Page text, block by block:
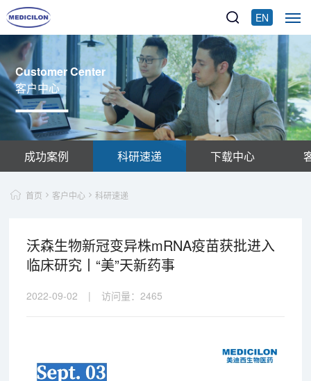
EN
Customer Center
客户中心
成功案例 科研速递 下载中心
首页 客户中心 科研速递
沃森生物新冠变异株mRNA疫苗获批进入
临床研究丨“美”天新药事
2022-09-02 | 访问量： 2465